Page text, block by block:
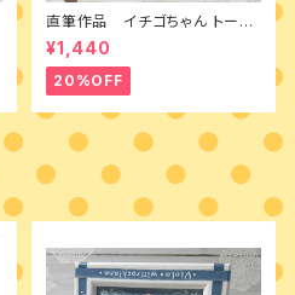
直筆作品 イチゴちゃん トール
ペイントとカントリードールのミ
ニボード
¥1,440
20%OFF